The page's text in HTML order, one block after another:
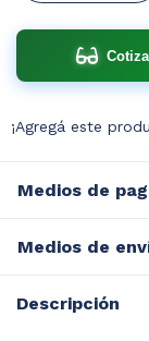
¡Agregá este
Medios de
Medios de
Descripción